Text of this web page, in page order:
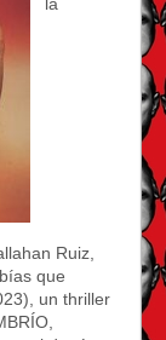
Ruiz,
que
un thriller